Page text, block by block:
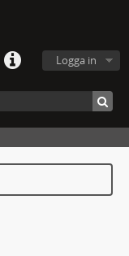
Logga in